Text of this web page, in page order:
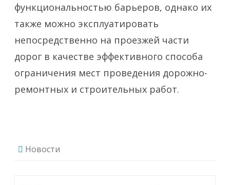
функциональностью барьеров, однако их
также можно эксплуатировать
непосредственно на проезжей части
дорог в качестве эффективного способа
ограничения мест проведения дорожно-
ремонтных и строительных работ.
Новости